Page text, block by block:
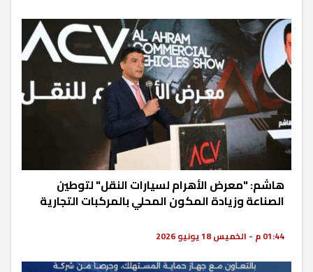
هاشم: "معرض الأهرام لسيارات النقل" لتوطين
الصناعة وزيادة المكون المحلي بالمركبات التجارية
01:44 م - الخميس 18 يونيو 2026